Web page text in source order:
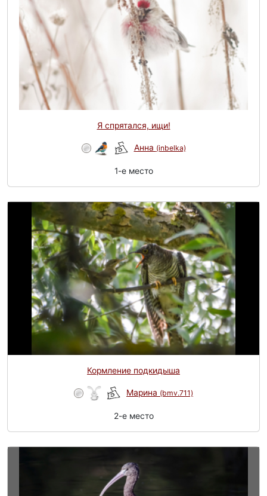
Я спрятался, ищи!
Анна (inbelka)
1-e место
Кормление подкидыша
Марина (bmv.711)
2-e место